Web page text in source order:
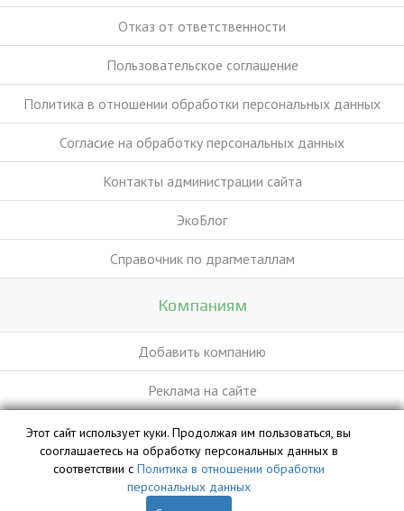
Отказ от ответственности
Пользовательское соглашение
Политика в отношении обработки персональных данных
Согласие на обработку персональных данных
Контакты администрации сайта
ЭкоБлог
Справочник по драгметаллам
Компаниям
Добавить компанию
Реклама на сайте
База данных сайта vyvoz.org является интеллектуальной
собственностью ООО «Профит» и охраняется законом.
Этот сайт использует куки. Продолжая им пользоваться, вы
сооглашаетесь на обработку персональных данных в
соответствии с Политика в отношении обработки
персональных данных